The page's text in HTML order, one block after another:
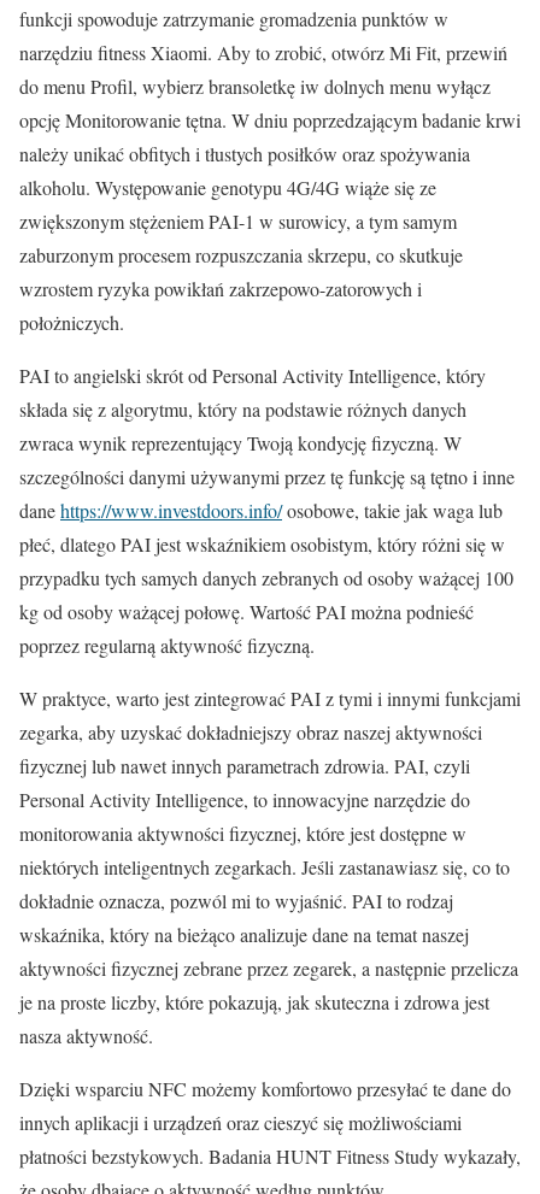
funkcji spowoduje zatrzymanie gromadzenia punktów w
narzędziu fitness Xiaomi. Aby to zrobić, otwórz Mi Fit, przewiń
do menu Profil, wybierz bransoletkę iw dolnych menu wyłącz
opcję Monitorowanie tętna. W dniu poprzedzającym badanie krwi
należy unikać obfitych i tłustych posiłków oraz spożywania
alkoholu. Występowanie genotypu 4G/4G wiąże się ze
zwiększonym stężeniem PAI-1 w surowicy, a tym samym
zaburzonym procesem rozpuszczania skrzepu, co skutkuje
wzrostem ryzyka powikłań zakrzepowo-zatorowych i
położniczych.
PAI to angielski skrót od Personal Activity Intelligence, który
składa się z algorytmu, który na podstawie różnych danych
zwraca wynik reprezentujący Twoją kondycję fizyczną. W
szczególności danymi używanymi przez tę funkcję są tętno i inne
danehttps://www.investdoors.info/osobowe, takie jak waga lub
płeć, dlatego PAI jest wskaźnikiem osobistym, który różni się w
przypadku tych samych danych zebranych od osoby ważącej 100
kg od osoby ważącej połowę. Wartość PAI można podnieść
poprzez regularną aktywność fizyczną.
W praktyce, warto jest zintegrować PAI z tymi i innymi funkcjami
zegarka, aby uzyskać dokładniejszy obraz naszej aktywności
fizycznej lub nawet innych parametrach zdrowia. PAI, czyli
Personal Activity Intelligence, to innowacyjne narzędzie do
monitorowania aktywności fizycznej, które jest dostępne w
niektórych inteligentnych zegarkach. Jeśli zastanawiasz się, co to
dokładnie oznacza, pozwól mi to wyjaśnić. PAI to rodzaj
wskaźnika, który na bieżąco analizuje dane na temat naszej
aktywności fizycznej zebrane przez zegarek, a następnie przelicza
je na proste liczby, które pokazują, jak skuteczna i zdrowa jest
nasza aktywność.
Dzięki wsparciu NFC możemy komfortowo przesyłać te dane do
innych aplikacji i urządzeń oraz cieszyć się możliwościami
płatności bezstykowych. Badania HUNT Fitness Study wykazały,